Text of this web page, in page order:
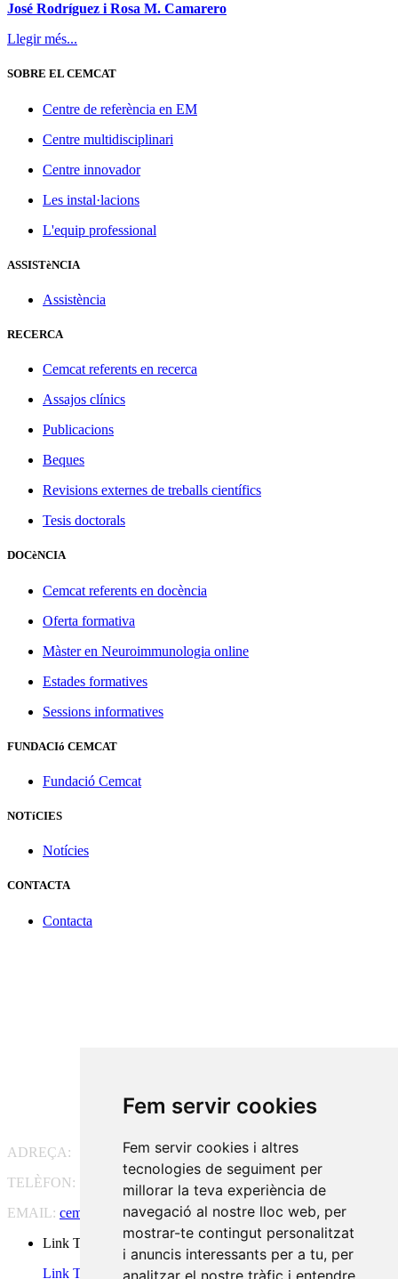
Fem servir cookies
Fem servir cookies i altres
tecnologies de seguiment per
millorar la teva experiència de
navegació al nostre lloc web, per
mostrar-te contingut personalitzat
i anuncis interessants per a tu, per
analitzar el nostre tràfic i entendre
José Rodríguez i Rosa M. Camarero
Llegir més...
SOBRE EL CEMCAT
Centre de referència en EM
Centre multidisciplinari
Centre innovador
Les instal·lacions
L'equip professional
ASSISTèNCIA
Assistència
RECERCA
Cemcat referents en recerca
Assajos clínics
Publicacions
Beques
Revisions externes de treballs científics
Tesis doctorals
DOCèNCIA
Cemcat referents en docència
Oferta formativa
Màster en Neuroimmunologia online
Estades formatives
Sessions informatives
FUNDACIó CEMCAT
Fundació Cemcat
NOTíCIES
Notícies
CONTACTA
Contacta
ADREÇA:
Pg. Vall d'Hebron, 119-129, 08035 Barcelona
TELÈFON:
93 175 15 55
EMAIL: cem-cat@cem-cat.org
Link Twitter
Link Twitter